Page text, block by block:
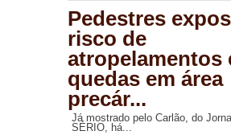
Pedestres
risco de
atropelamentos
quedas em área
precár...
Já mostrado pelo Carlão, do
SÉRIO, há...